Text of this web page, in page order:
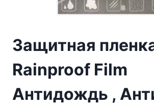
Защитная
Rainproof Film
Антидождь ,